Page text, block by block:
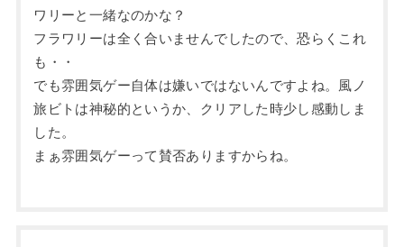
ワリーと一緒なのかな？
フラワリーは全く合いませんでしたので、恐らくこれ
も・・
でも雰囲気ゲー自体は嫌いではないんですよね。風ノ
旅ビトは神秘的というか、クリアした時少し感動しま
した。
まぁ雰囲気ゲーって賛否ありますからね。